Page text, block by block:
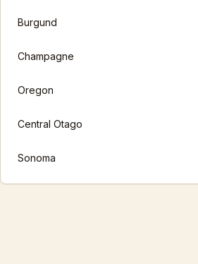
Burgund
Champagne
Oregon
Central Otago
Sonoma